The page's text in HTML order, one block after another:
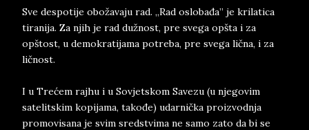
Sve despotije obožavaju rad. „Rad oslobađa” je krilatica
tiranija. Za njih je rad dužnost, pre svega opšta i za
opštost, u demokratijama potreba, pre svega lična, i za
ličnost.
I u Trećem rajhu i u Sovjetskom Savezu (u njegovim
satelitskim kopijama, takođe) udarnička proizvodnja
promovisana je svim sredstvima ne samo zato da bi se